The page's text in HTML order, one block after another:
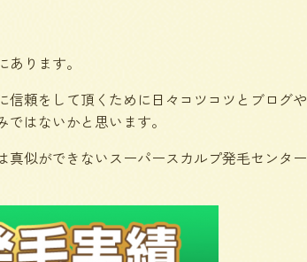
ります。
頼をして頂くために日々コツコツとブログや
はないかと思います。
似ができないスーパースカルプ発毛センター